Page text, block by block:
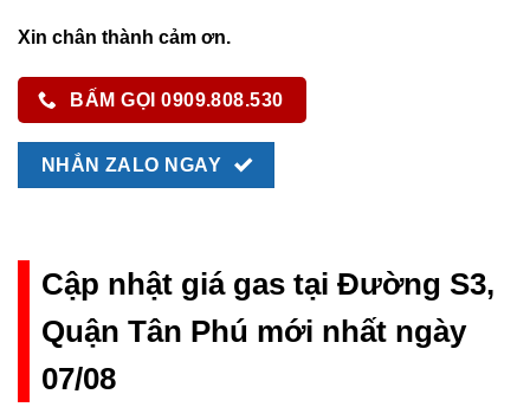
Xin chân thành cảm ơn.
BẤM GỌI 0909.808.530
NHẮN ZALO NGAY
Cập nhật giá gas tại Đường S3,
Quận Tân Phú mới nhất ngày
07/08